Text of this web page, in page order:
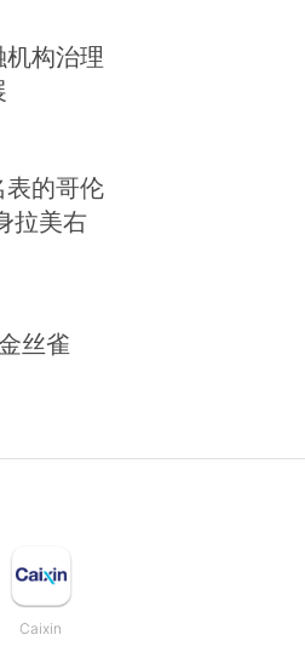
构治理
表的哥伦
拉美右
丝雀
Caixin